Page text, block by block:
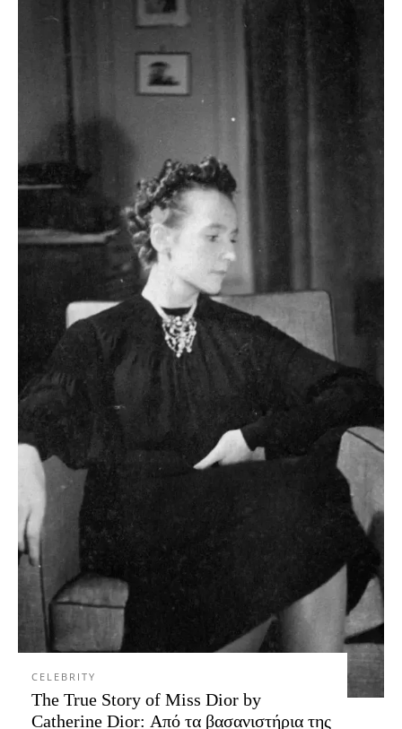
CELEBRITY
The True Story of Miss Dior by
Catherine Dior: Από τα βασανιστήρια της